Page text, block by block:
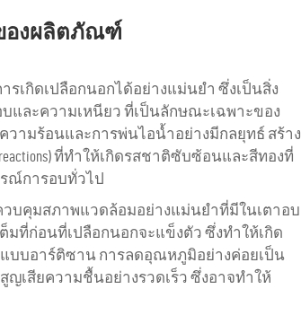
องผลิตภัณฑ์
รเกิดเปลือกนอกได้อย่างแม่นยำ ซึ่งเป็นสิ่ง
และความเหนียว ที่เป็นลักษณะเฉพาะของ
ามร้อนและการพ่นไอน้ำอย่างมีกลยุทธ์ สร้าง
ที่ทำให้เกิดรสชาติซับซ้อนและสีทองที่
ณ์การอบทั่วไป
วบคุมสภาพแวดล้อมอย่างแม่นยำที่มีในเตาอบ
มที่ก่อนที่เปลือกนอกจะแข็งตัว ซึ่งทำให้เกิด
บบอาร์ติซาน การลดอุณหภูมิอย่างค่อยเป็น
เสียความชื้นอย่างรวดเร็ว ซึ่งอาจทำให้